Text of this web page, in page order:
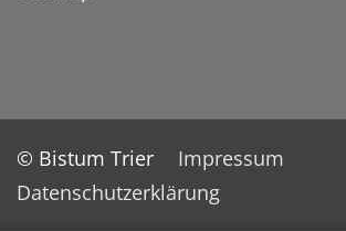
© Bistum Trier
Impressum
Datenschutzerklärung